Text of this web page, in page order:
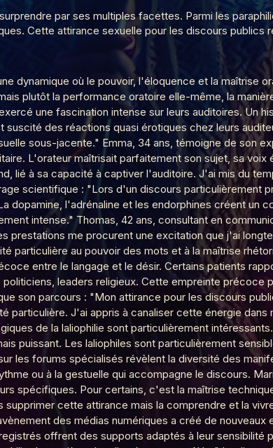
par ses multiples facettes. Parmi les
Cette attirance sexuelle pour les discours publics
dynamique où le pouvoir, l'éloquence et la maîtrise
plutôt la performance oratoire elle-même, la
une fascination intense sur leurs auditoires. Un
suscité des réactions quasi érotiques chez leurs
sous-jacente." Emma, 34 ans, témoigne de son
L'orateur maîtrisait parfaitement son sujet, sa
lié à sa capacité à captiver l'auditoire. J'ai mis du
scientifique : "Lors d'un discours particulièrement
dopamine, l'adrénaline et les endorphines créent un
intense." Thomas, 42 ans, consultant en
prestations me procurent une excitation que j'ai
particulière au pouvoir des mots et à la maîtrise
entre le langage et le désir. Certains patients
leaders religieux. Cette empreinte précoce
son parcours : "Mon attirance pour les discours
particulière. J'ai appris à canaliser cette énergie
de la laliophilie sont particulièrement
puissant. Les laliophiles sont particulièrement
les forums spécialisés révèlent la diversité des
ou à la gestuelle qui accompagne le discours.
spécifiques. Pour certains, c'est la maîtrise
cette attirance mais la comprendre et la
des médias numériques a créé de
offrent des supports adaptés à leur sensibilité